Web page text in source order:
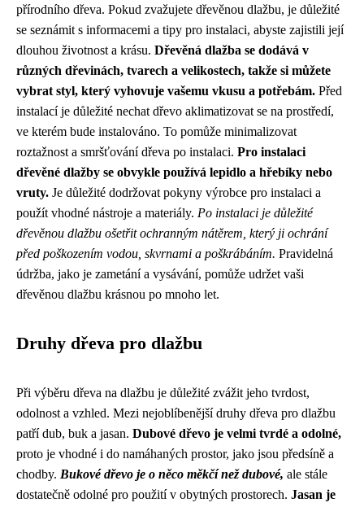
přírodního dřeva. Pokud zvažujete dřevěnou dlažbu, je důležité
se seznámit s informacemi a tipy pro instalaci, abyste zajistili její
dlouhou životnost a krásu. Dřevěná dlažba se dodává v
různých dřevinách, tvarech a velikostech, takže si můžete
vybrat styl, který vyhovuje vašemu vkusu a potřebám. Před
instalací je důležité nechat dřevo aklimatizovat se na prostředí,
ve kterém bude instalováno. To pomůže minimalizovat
roztažnost a smršťování dřeva po instalaci. Pro instalaci
dřevěné dlažby se obvykle používá lepidlo a hřebíky nebo
vruty. Je důležité dodržovat pokyny výrobce pro instalaci a
použít vhodné nástroje a materiály. Po instalaci je důležité
dřevěnou dlažbu ošetřit ochranným nátěrem, který ji ochrání
před poškozením vodou, skvrnami a poškrábáním. Pravidelná
údržba, jako je zametání a vysávání, pomůže udržet vaši
dřevěnou dlažbu krásnou po mnoho let.
Druhy dřeva pro dlažbu
Při výběru dřeva na dlažbu je důležité zvážit jeho tvrdost,
odolnost a vzhled. Mezi nejoblíbenější druhy dřeva pro dlažbu
patří dub, buk a jasan. Dubové dřevo je velmi tvrdé a odolné,
proto je vhodné i do namáhaných prostor, jako jsou předsíně a
chodby. Bukové dřevo je o něco měkčí než dubové, ale stále
dostatečně odolné pro použití v obytných prostorech. Jasan je